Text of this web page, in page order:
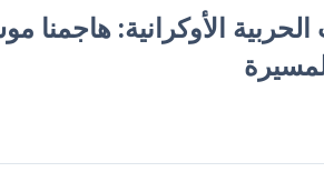
الحربية الأوكرانية: